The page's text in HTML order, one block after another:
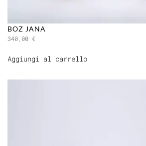
BOZ JANA
340,00 €
Aggiungi al carrello